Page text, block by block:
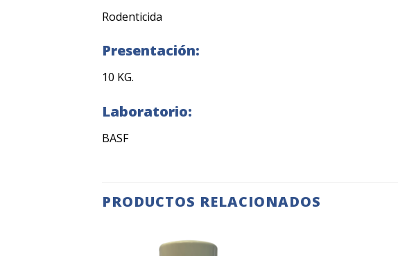
Rodenticida
Presentación:
10 KG.
Laboratorio:
BASF
PRODUCTOS RELACIONADOS